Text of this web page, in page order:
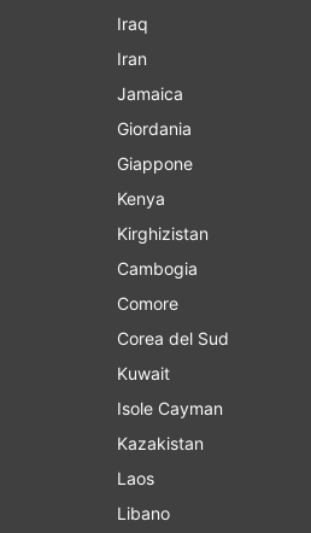
Iraq
Iran
Jamaica
Giordania
Giappone
Kenya
Kirghizistan
Cambogia
Comore
Corea del Sud
Kuwait
Isole Cayman
Kazakistan
Laos
Libano